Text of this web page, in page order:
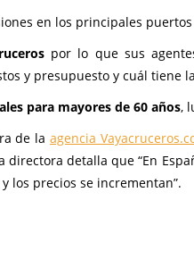
en los principales
por lo que sus
y presupuesto y cuál tiene
para mayores de 60 años,
de laagencia
directora detalla que “En
los precios se incrementan”.